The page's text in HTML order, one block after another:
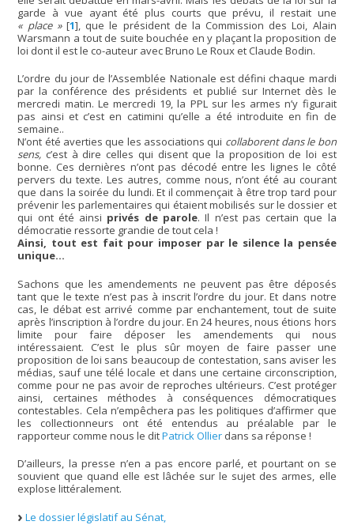
garde à vue ayant été plus courts que prévu, il restait une
« place »[1], que le président de la Commission des Loi, Alain
Warsmann a tout de suite bouchée en y plaçant la proposition de
loi dont il est le co-auteur avec Bruno Le Roux et Claude Bodin.
L’ordre du jour de l’Assemblée Nationale est défini chaque mardi
par la conférence des présidents et publié sur Internet dès le
mercredi matin. Le mercredi 19, la PPL sur les armes n’y figurait
pas ainsi et c’est en catimini qu’elle a été introduite en fin de
semaine..
N’ont été averties que les associations qui collaborent dans le bon
sens, c’est à dire celles qui disent que la proposition de loi est
bonne. Ces dernières n’ont pas décodé entre les lignes le côté
pervers du texte. Les autres, comme nous, n’ont été au courant
que dans la soirée du lundi. Et il commençait à être trop tard pour
prévenir les parlementaires qui étaient mobilisés sur le dossier et
qui ont été ainsi privés de parole. Il n’est pas certain que la
démocratie ressorte grandie de tout cela !
Ainsi, tout est fait pour imposer par le silence la pensée
unique…
Sachons que les amendements ne peuvent pas être déposés
tant que le texte n’est pas à inscrit l’ordre du jour. Et dans notre
cas, le débat est arrivé comme par enchantement, tout de suite
après l’inscription à l’ordre du jour. En 24 heures, nous étions hors
limite pour faire déposer les amendements qui nous
intéressaient. C’est le plus sûr moyen de faire passer une
proposition de loi sans beaucoup de contestation, sans aviser les
médias, sauf une télé locale et dans une certaine circonscription,
comme pour ne pas avoir de reproches ultérieurs. C’est protéger
ainsi, certaines méthodes à conséquences démocratiques
contestables. Cela n’empêchera pas les politiques d’affirmer que
les collectionneurs ont été entendus au préalable par le
rapporteur comme nous le ditPatrick Ollier dans sa réponse !
D’ailleurs, la presse n’en a pas encore parlé, et pourtant on se
souvient que quand elle est lâchée sur le sujet des armes, elle
explose littéralement.
Le dossier législatif au Sénat,